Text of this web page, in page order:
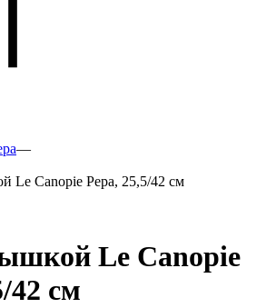
—
Le Canopie Pepa, 25,5/42 см
Le Canopie
42 см